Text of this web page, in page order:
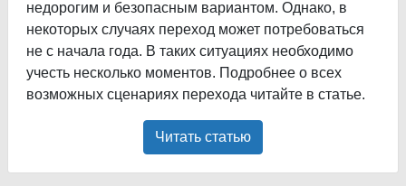
недорогим и безопасным вариантом. Однако, в
некоторых случаях переход может потребоваться
не с начала года. В таких ситуациях необходимо
учесть несколько моментов. Подробнее о всех
возможных сценариях перехода читайте в статье.
Читать статью